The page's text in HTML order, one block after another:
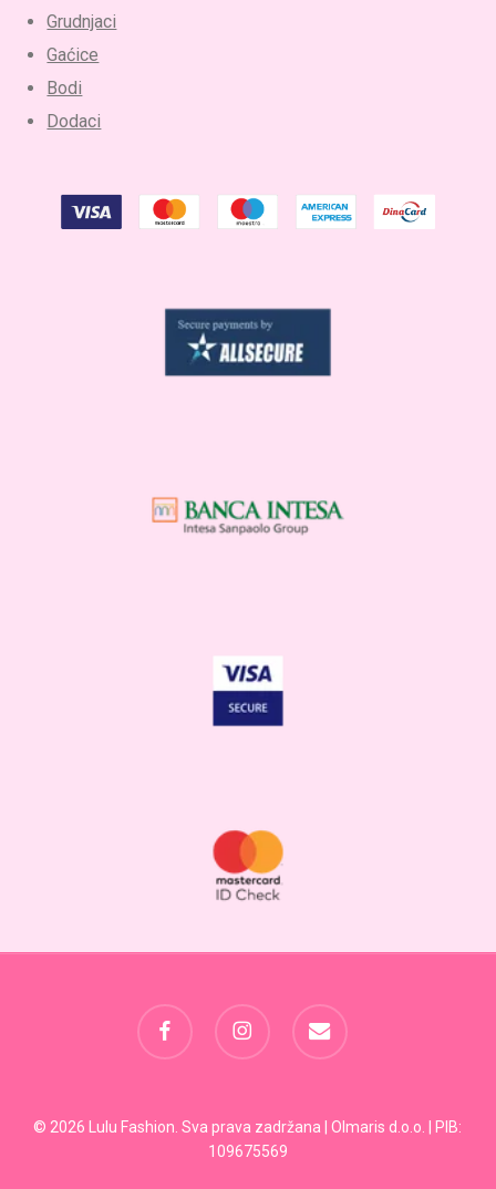
Grudnjaci
Gaćice
Bodi
Dodaci
facebook instagram email
© 2026 Lulu Fashion. Sva prava zadržana | Olmaris d.o.o. | PIB:
109675569